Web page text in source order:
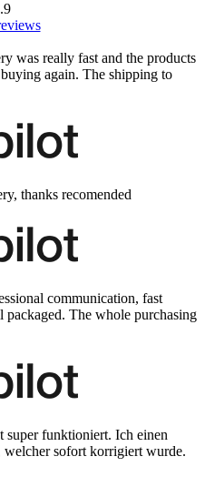
was really fast and the products
again. The shipping to
thanks recomended
communication, fast
The whole purchasing
super funktioniert. Ich einen
welcher sofort korrigiert wurde.